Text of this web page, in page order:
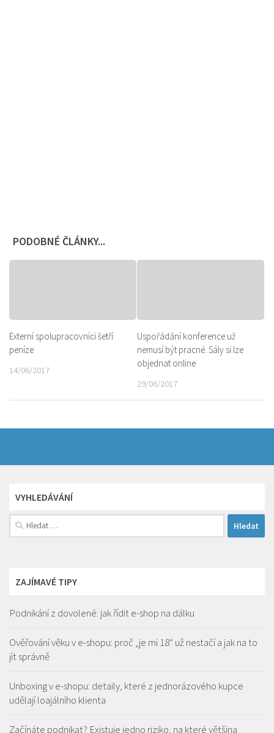
PODOBNÉ ČLÁNKY...
Externí spolupracovníci šetří
peníze
14/06/2017
Uspořádání konference už
nemusí být pracné. Sály si lze
objednat online
29/06/2017
VYHLEDÁVÁNÍ
Vyhledávání
ZAJÍMAVÉ TIPY
Podnikání z dovolené: jak řídit e-shop na dálku
Ověřování věku v e-shopu: proč „je mi 18“ už nestačí a jak na to
jít správně
Unboxing v e-shopu: detaily, které z jednorázového kupce
udělají loajálního klienta
Začínáte podnikat? Existuje jedno riziko, na které většina